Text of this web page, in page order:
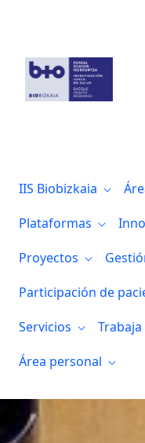
IIS Biobizkaia
Plataformas
Proyectos
Participación de
Servicios
Área personal